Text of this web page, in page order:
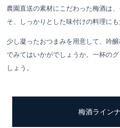
農園直送の素材にこだわった梅酒は
そ、しっかりとした味付けの料理にも
少し凝ったおつまみを用意して、吟
でみてはいかがでしょうか。一杯の
しょう。
梅酒ライン